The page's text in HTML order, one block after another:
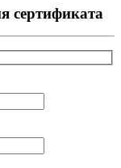
сертификата